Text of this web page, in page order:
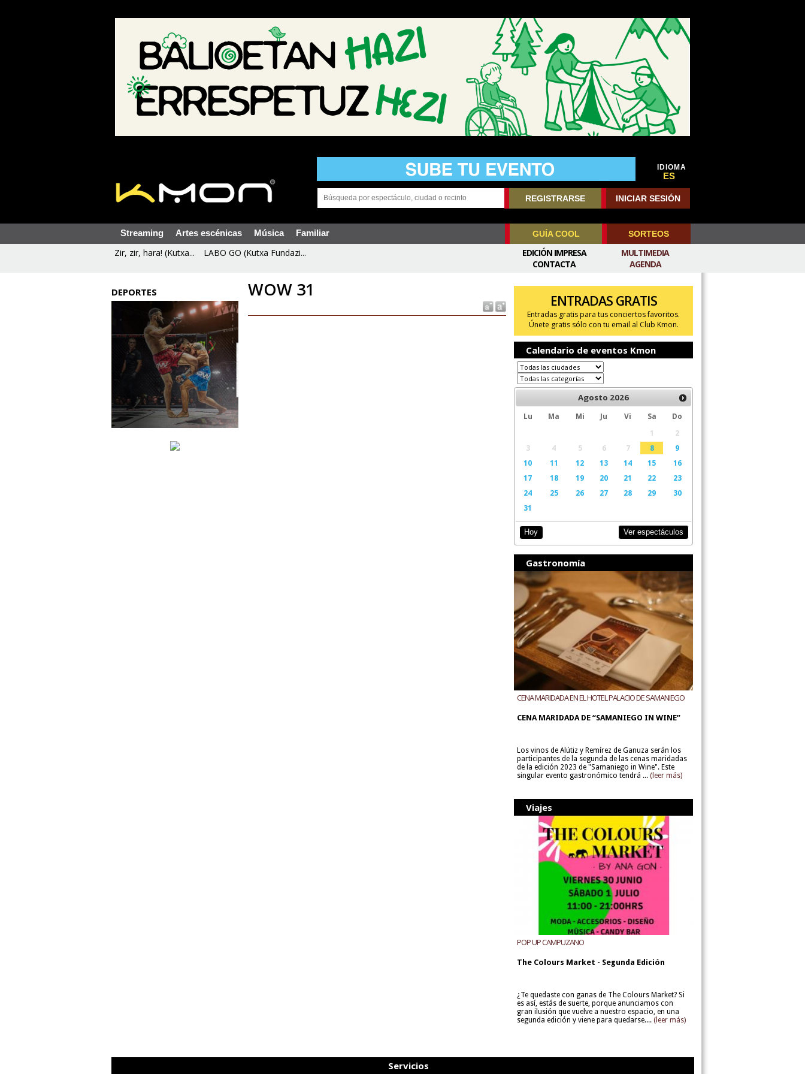
IDIOMA
ES
REGISTRARSE INICIAR SESIÓN
Streaming Artes escénicas Música Familiar GUÍA COOL SORTEOS
Zir, zir, hara! (Kutxa... LABO GO (Kutxa Fundazi...
MULTIMEDIA
AGENDA
EDICIÓN IMPRESA
CONTACTA
DEPORTES WOW 31
ENTRADAS GRATIS
Entradas gratis para tus conciertos favoritos.
Únete gratis sólo con tu email al Club Kmon.
Calendario de eventos Kmon
Agosto 2026
Lu Ma Mi Ju Vi Sa
Do
1
2
3
4 5 6 7 8
9
10
11 12 13 14 15
16
17
18 19 20 21 22
23
24
25 26 27 28 29
30
31
Hoy Ver espectáculos
Gastronomía
CENA MARIDADA EN EL HOTEL PALACIO DE SAMANIEGO
CENA MARIDADA DE “SAMANIEGO IN WINE”
Los vinos de Alútiz y Remírez de Ganuza serán los
participantes de la segunda de las cenas maridadas
de la edición 2023 de "Samaniego in Wine". Este
singular evento gastronómico tendrá ... (leer más)
Viajes
POP UP CAMPUZANO
The Colours Market - Segunda Edición
¿Te quedaste con ganas de The Colours Market? Si
es así, estás de suerte, porque anunciamos con
gran ilusión que vuelve a nuestro espacio, en una
segunda edición y viene para quedarse.... (leer más)
Servicios